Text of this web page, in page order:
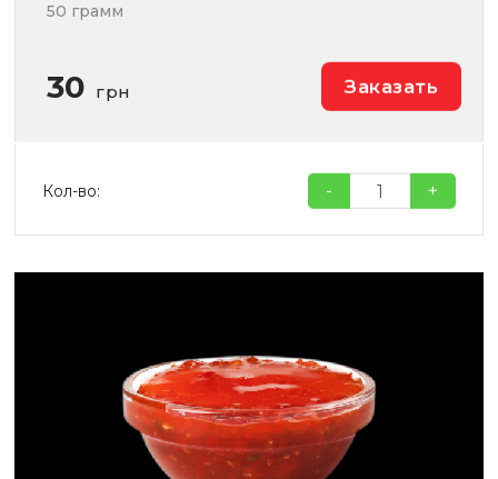
50 грамм
30 грн Заказать
Кол-во: - +